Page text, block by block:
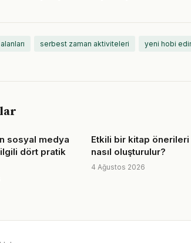
serbest zaman aktiviteleri yeni hobi
sosyal medya
dört pratik
Etkili bir kitap önerileri
nasıl oluşturulur?
4 Ağustos 2026